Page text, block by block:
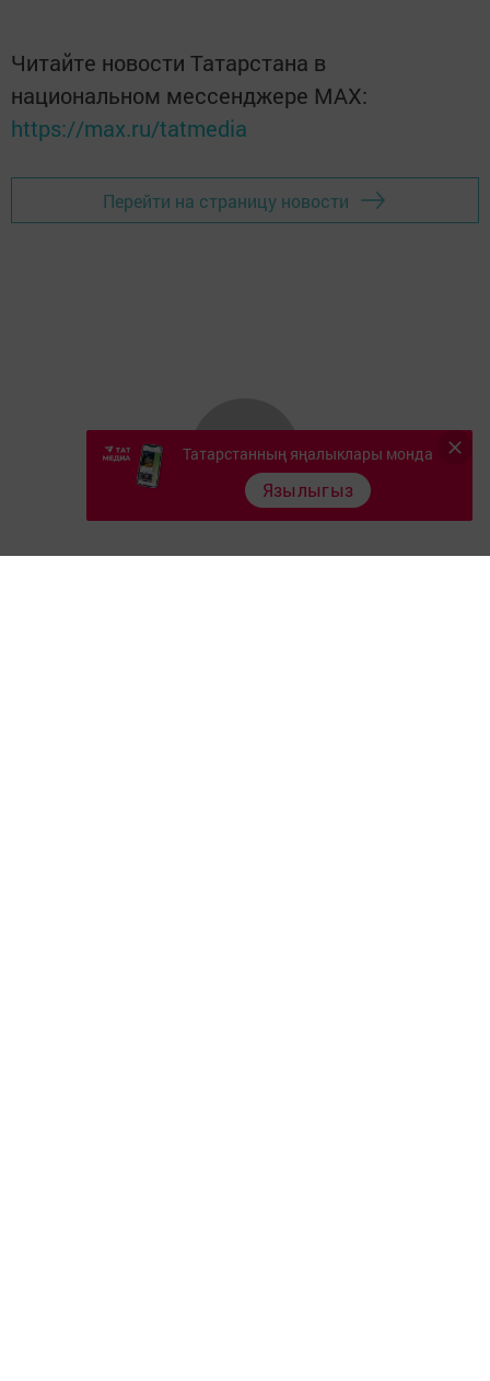
Читайте новости Татарстана в
национальном мессенджере MАХ:
https://max.ru/tatmedia
Перейти на страницу новости
Татарстанның яңалыклары монда
Язылыгыз